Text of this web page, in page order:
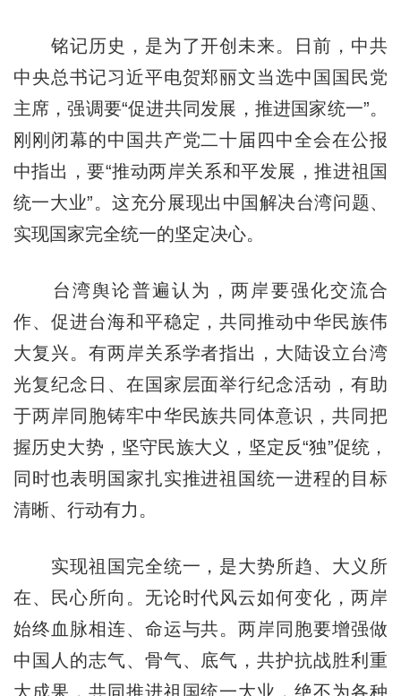
铭记历史，是为了开创未来。日前，中共
中央总书记习近平电贺郑丽文当选中国国民党
主席，强调要“促进共同发展，推进国家统一”。
刚刚闭幕的中国共产党二十届四中全会在公报
中指出，要“推动两岸关系和平发展，推进祖国
统一大业”。这充分展现出中国解决台湾问题、
实现国家完全统一的坚定决心。
台湾舆论普遍认为，两岸要强化交流合
作、促进台海和平稳定，共同推动中华民族伟
大复兴。有两岸关系学者指出，大陆设立台湾
光复纪念日、在国家层面举行纪念活动，有助
于两岸同胞铸牢中华民族共同体意识，共同把
握历史大势，坚守民族大义，坚定反“独”促统，
同时也表明国家扎实推进祖国统一进程的目标
清晰、行动有力。
实现祖国完全统一，是大势所趋、大义所
在、民心所向。无论时代风云如何变化，两岸
始终血脉相连、命运与共。两岸同胞要增强做
中国人的志气、骨气、底气，共护抗战胜利重
大成果，共同推进祖国统一大业，绝不为各种